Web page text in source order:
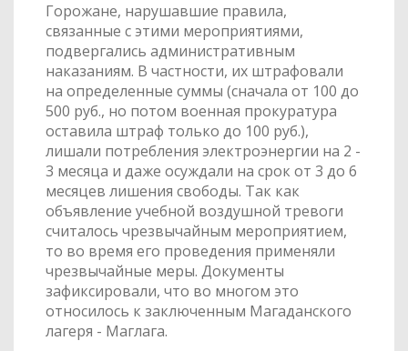
Горожане, нарушавшие правила,
связанные с этими мероприятиями,
подвергались административным
наказаниям. В частности, их штрафовали
на определенные суммы (сначала от 100 до
500 руб., но потом военная прокуратура
оставила штраф только до 100 руб.),
лишали потребления электроэнергии на 2 -
3 месяца и даже осуждали на срок от 3 до 6
месяцев лишения свободы. Так как
объявление учебной воздушной тревоги
считалось чрезвычайным мероприятием,
то во время его проведения применяли
чрезвычайные меры. Документы
зафиксировали, что во многом это
относилось к заключенным Магаданского
лагеря - Маглага.